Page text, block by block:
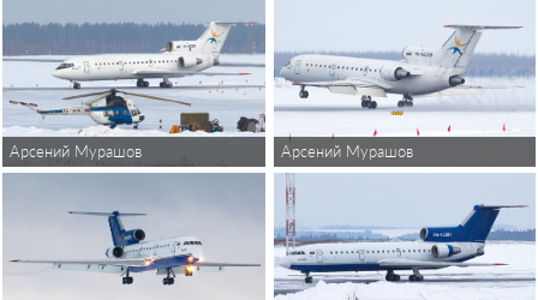
Арсений Мурашов Арсений Мурашов